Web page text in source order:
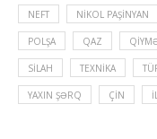
NEFT NIKOL PAŞINYAN
POLŞA QAZ
SILAH TEXNIKA
YAXIN ŞƏRQ ÇIN